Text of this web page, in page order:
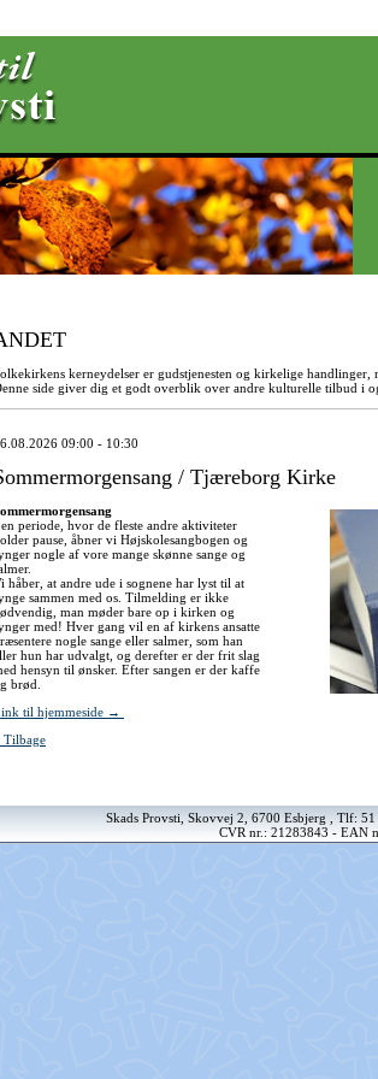
kerneydelser er gudstjenesten og kirkelige
side giver dig et godt overblik over andre kulturelle tilbud i
09:00 - 10:30
/ Tjæreborg Kirke
periode, hvor de fleste andre aktiviteter
pause, åbner vi Højskolesangbogen og
nogle af vore mange skønne sange og
håber, at andre ude i sognene har lyst til at
sammen med os. Tilmelding er ikke
man møder bare op i kirken og
med! Hver gang vil en af kirkens ansatte
nogle sange eller salmer, som han
hun har udvalgt, og derefter er der frit slag
hensyn til ønsker. Efter sangen er der kaffe
brød.
til hjemmeside →
Tilbage
Skads Provsti, Skovvej 2, 6700 Esbjerg , Tlf:
CVR nr.: 21283843 - EAN